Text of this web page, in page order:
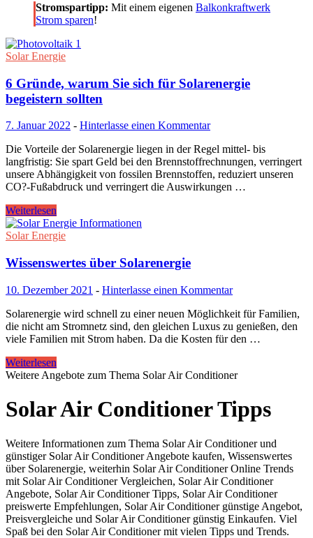
Stromspartipp: Mit einem eigenen Balkonkraftwerk
Strom sparen!
Solar Energie
6 Gründe, warum Sie sich für Solarenergie
begeistern sollten
7. Januar 2022 - Hinterlasse einen Kommentar
Die Vorteile der Solarenergie liegen in der Regel mittel- bis
langfristig: Sie spart Geld bei den Brennstoffrechnungen, verringert
unsere Abhängigkeit von fossilen Brennstoffen, reduziert unseren
CO?-Fußabdruck und verringert die Auswirkungen …
Weiterlesen
Solar Energie
Wissenswertes über Solarenergie
10. Dezember 2021 - Hinterlasse einen Kommentar
Solarenergie wird schnell zu einer neuen Möglichkeit für Familien,
die nicht am Stromnetz sind, den gleichen Luxus zu genießen, den
viele Familien mit Strom haben. Da die Kosten für den …
Weiterlesen
Weitere Angebote zum Thema Solar Air Conditioner
Solar Air Conditioner Tipps
Weitere Informationen zum Thema Solar Air Conditioner und
günstiger Solar Air Conditioner Angebote kaufen, Wissenswertes
über Solarenergie, weiterhin Solar Air Conditioner Online Trends
mit Solar Air Conditioner Vergleichen, Solar Air Conditioner
Angebote, Solar Air Conditioner Tipps, Solar Air Conditioner
preiswerte Empfehlungen, Solar Air Conditioner günstige Angebot,
Preisvergleiche und Solar Air Conditioner günstig Einkaufen. Viel
Spaß bei den Solar Air Conditioner mit vielen Tipps und Trends.